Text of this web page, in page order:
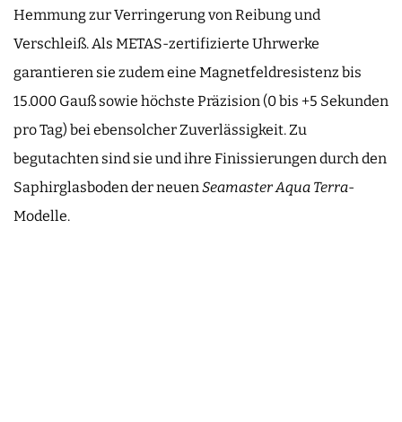
Hemmung zur Verringerung von Reibung und
Verschleiß. Als METAS-zertifizierte Uhrwerke
garantieren sie zudem eine Magnetfeldresistenz bis
15.000 Gauß sowie höchste Präzision (0 bis +5 Sekunden
pro Tag) bei ebensolcher Zuverlässigkeit. Zu
begutachten sind sie und ihre Finissierungen durch den
Saphirglasboden der neuenSeamaster Aqua Terra-
Modelle.